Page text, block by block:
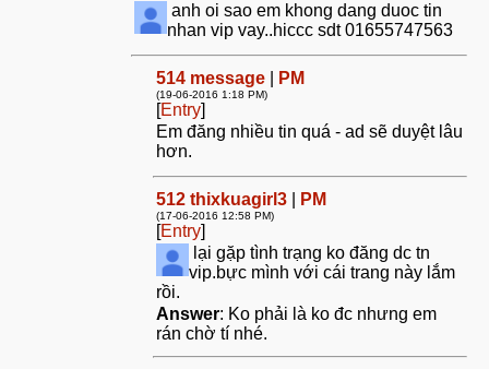
anh oi sao em khong dang duoc tin
nhan vip vay..hiccc sdt 01655747563
514 message PM
(19-06-2016 1:18 PM)
[Entry]
Em đăng nhiều tin quá - ad sẽ duyệt lâu
hơn.
512 thixkuagirl3 PM
(17-06-2016 12:58 PM)
[Entry]
lại gặp tình trạng ko đăng dc tn
vip.bực mình với cái trang này lắm
rồi.
Answer: Ko phải là ko đc nhưng em
rán chờ tí nhé.